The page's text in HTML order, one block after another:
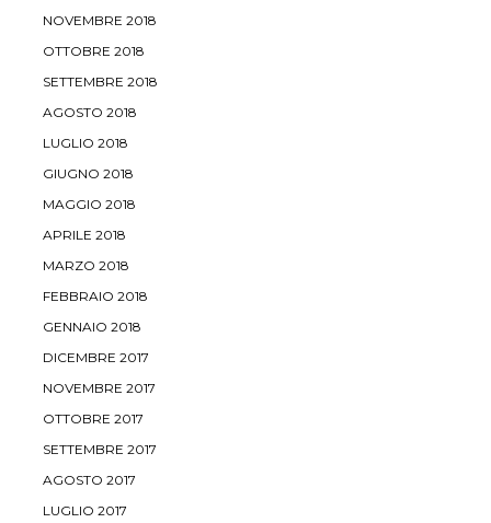
NOVEMBRE 2018
OTTOBRE 2018
SETTEMBRE 2018
AGOSTO 2018
LUGLIO 2018
GIUGNO 2018
MAGGIO 2018
APRILE 2018
MARZO 2018
FEBBRAIO 2018
GENNAIO 2018
DICEMBRE 2017
NOVEMBRE 2017
OTTOBRE 2017
SETTEMBRE 2017
AGOSTO 2017
LUGLIO 2017